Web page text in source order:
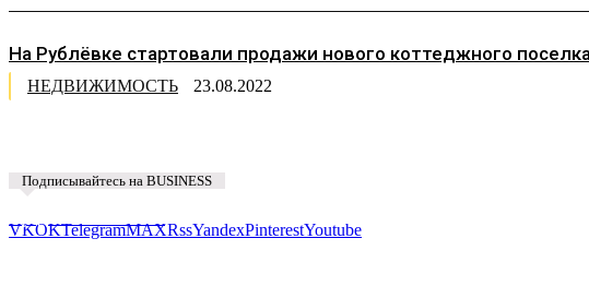
На Рублёвке стартовали продажи нового коттеджного
НЕДВИЖИМОСТЬ 23.08.2022
Подписывайтесь на BUSINESS
VKOKTelegramMAXRssYandexPinterestYoutube